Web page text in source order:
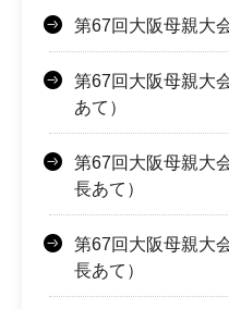
第67回大阪母親大
第67回大阪母親大
あて）
第67回大阪母親大
長あて）
第67回大阪母親大
長あて）